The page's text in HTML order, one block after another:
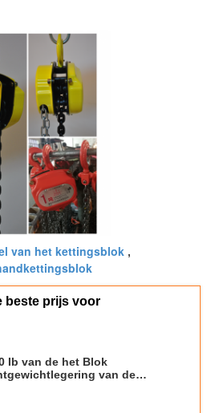
van het kettingsblok ,
beste prijs voor
Ib van de het Blok
van de